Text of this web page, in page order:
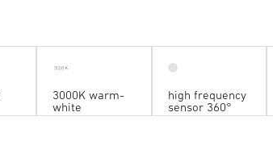
3000K warm-
white
high frequency
sensor 360°